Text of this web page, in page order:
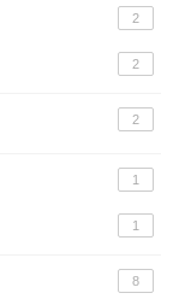
2
2
2
1
1
8